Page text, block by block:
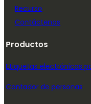
Recurso
Contáctenos
Productos
Etiquetas electrónicas
Contador de personas